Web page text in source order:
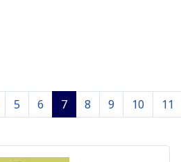
5 6 7 8 9 10 11